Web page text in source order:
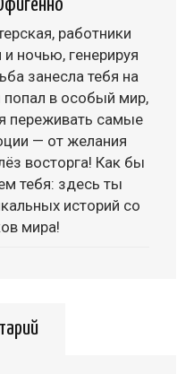
работники
ночью, генерируя
занесла тебя на
попал в особый мир,
переживать самые
— от желания
восторга! Как бы
тебя: здесь ты
историй со
мира!